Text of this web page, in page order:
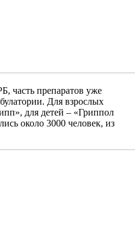
часть препаратов уже
Для взрослых
для детей – «Гриппол
около 3000 человек, из